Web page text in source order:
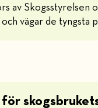
av Skogsstyrelsen
vägar de tyngsta